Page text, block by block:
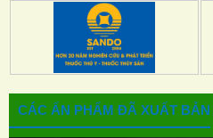
CÁC ẤN PHẨM ĐÃ XUẤT BẢN